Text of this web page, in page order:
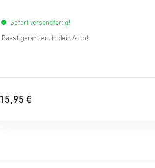
Sofort versandfertig!
Passt garantiert in dein Auto!
15,95 €